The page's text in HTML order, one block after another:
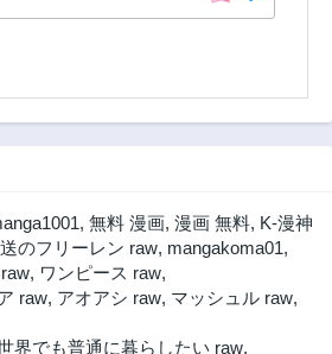
, 無料 漫画, 漫画 無料, K-漫神
のフリーレン raw, mangakoma01,
, ワンピース raw,
raw, アオアシ raw, マッシュル raw,
界でも普通に暮らしたい raw,